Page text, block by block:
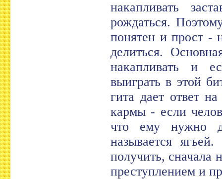
накапливать
рождаться.
понятен и прост -
делиться.
накапливать и
выиграть в этой
гита дает ответ
кармы - если
что ему нужно
называется
получить, сначала
преступлением и